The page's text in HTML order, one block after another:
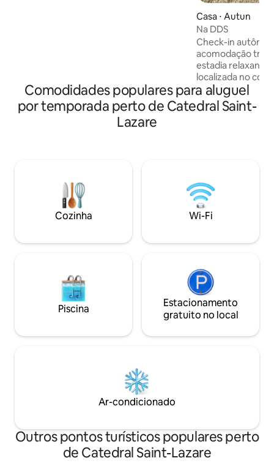
Casa ⋅ Autun
Na DDS
Check-in
acomodação
estadia relaxante
localizada no
uma pequena
Uma cozinha
quartos
Wi-Fi -4 camas: 1
camas de
gratuito
Comodidades populares para aluguel
por temporada perto de Catedral Saint-
Lazare
Cozinha Wi-Fi
Piscina
Estacionamento
gratuito no local
Ar-condicionado
Outros pontos turísticos populares perto
de Catedral Saint-Lazare